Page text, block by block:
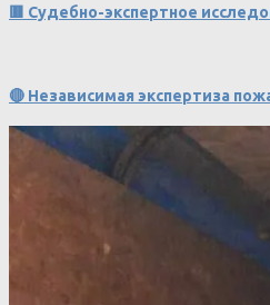
🟥 Судебно-экспертное
🔴 Независимая экспертиза